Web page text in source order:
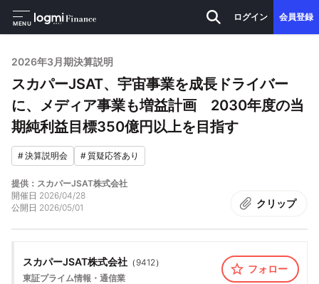
MENU
ログイン 会員登録
2026年3月期決算説明
スカパーJSAT、宇宙事業を成長ドライバー
に、メディア事業も増益計画 2030年度の当
期純利益目標350億円以上を目指す
#決算説明会 #質疑応答あり
提供：スカパーJSAT株式会社
開催日 2026/04/28
公開日 2026/05/01 クリップ
スカパーJSAT株式会社 （ 9412）
東証プライム情報・通信業
フォロー